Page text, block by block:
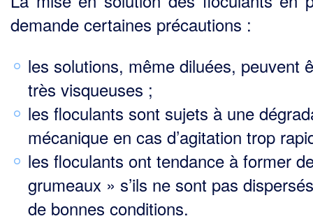
demande certaines précautions :
les solutions, même diluées, peuvent
très visqueuses ;
les floculants sont sujets à une
mécanique en cas d’agitation trop
les floculants ont tendance à former
grumeaux » s’ils ne sont pas
de bonnes con­ditions.